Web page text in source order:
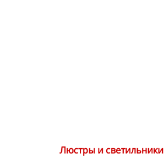
Люстры и светильники